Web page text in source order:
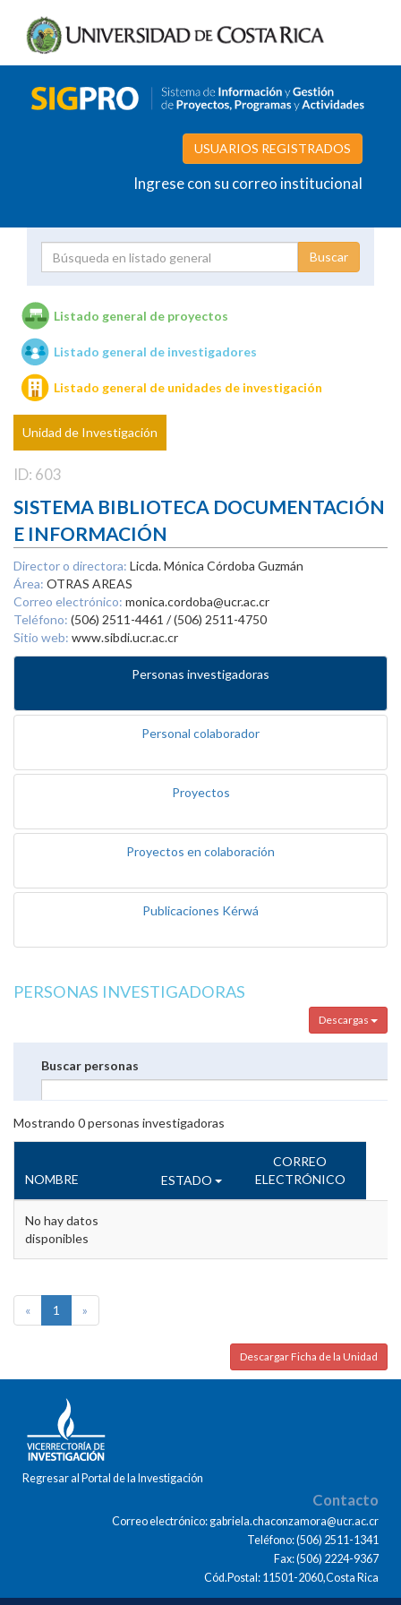
USUARIOS REGISTRADOS
Ingrese con su correo institucional
Unidades de investigación
Listado general de proyectos
Listado general de investigadores
Listado general de unidades de investigación
Unidad de Investigación
ID: 603
SISTEMA BIBLIOTECA DOCUMENTACIÓN
E INFORMACIÓN
Director o directora: Licda. Mónica Córdoba Guzmán
Área: OTRAS AREAS
Correo electrónico: monica.cordoba@ucr.ac.cr
Teléfono: (506) 2511-4461 / (506) 2511-4750
Sitio web: www.sibdi.ucr.ac.cr
Personas investigadoras
Personal colaborador
Proyectos
Proyectos en colaboración
Publicaciones Kérwá
PERSONAS INVESTIGADORAS
Descargas
Buscar personas
Mostrando 0personas investigadoras
NOMBRE ESTADO
CORREO
ELECTRÓNICO
No hay datos
disponibles
« 1 »
Descargar Ficha de la Unidad
Regresar al Portal de la Investigación
Contacto
Correo electrónico: gabriela.chaconzamora@ucr.ac.cr
Teléfono: (506) 2511-1341
Fax: (506) 2224-9367
Cód.Postal: 11501-2060,Costa Rica